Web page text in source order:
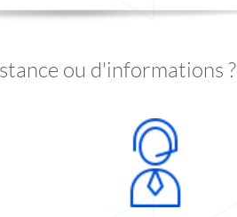
ou d'informations ?